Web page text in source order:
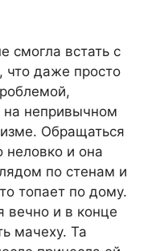
смогла встать с
что даже просто
на непривычном
Обращаться
и она
по стенам и
топает по дому.
вечно и в конце
мачеху. Та